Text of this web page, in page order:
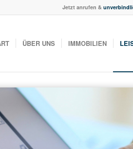
Jetzt anrufen &
ÜBER UNS IMMOBILIEN